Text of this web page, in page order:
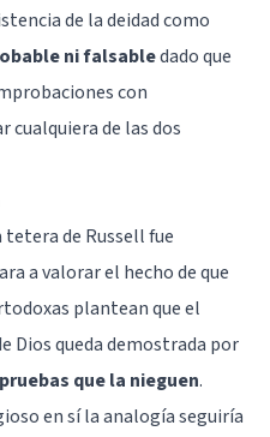
de la deidad como
ni falsabledado que
con
cualquiera de las dos
de Russell fue
a valorar el hecho de que
plantean que el
Dios queda demostrada por
que la nieguen.
en sí la analogía seguiría